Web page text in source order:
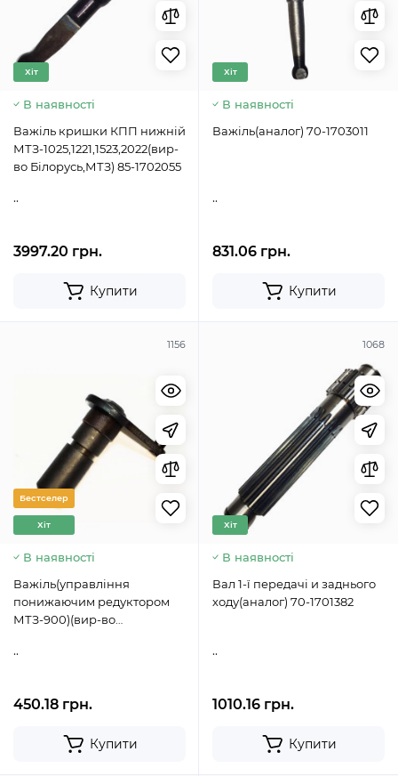
Хіт
В наявності
Важіль кришки КПП нижній
МТЗ-1025,1221,1523,2022(вир-
во Білорусь,МТЗ) 85-1702055
..
3997.20 грн.
Купити
Хіт
В наявності
Важіль(аналог) 70-1703011
..
831.06 грн.
Купити
1156
Бестселер
Хіт
В наявності
Важіль(управління
понижаючим редуктором
МТЗ-900)(вир-во
..
450.18 грн.
Купити
1068
Хіт
В наявності
Вал 1-ї передачі и заднього
ходу(аналог) 70-1701382
..
1010.16 грн.
Купити